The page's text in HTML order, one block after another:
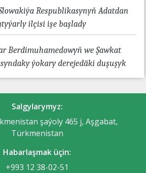
Respublikasynyň Adatdan
ilçisi işe başlady
Berdimuhamedowyň we Şawkat
ýokary derejedäki duşuşyk
Salgylarymyz:
şaýoly 465 j, Aşgabat,
Türkmenistan
Habarlaşmak üçin:
+993 12 38-02-51